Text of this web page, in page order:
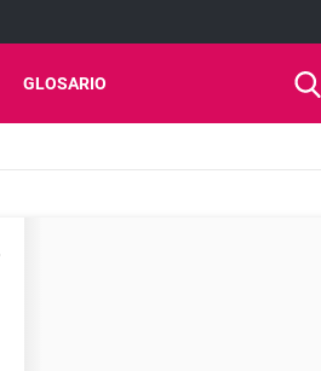
GLOSARIO